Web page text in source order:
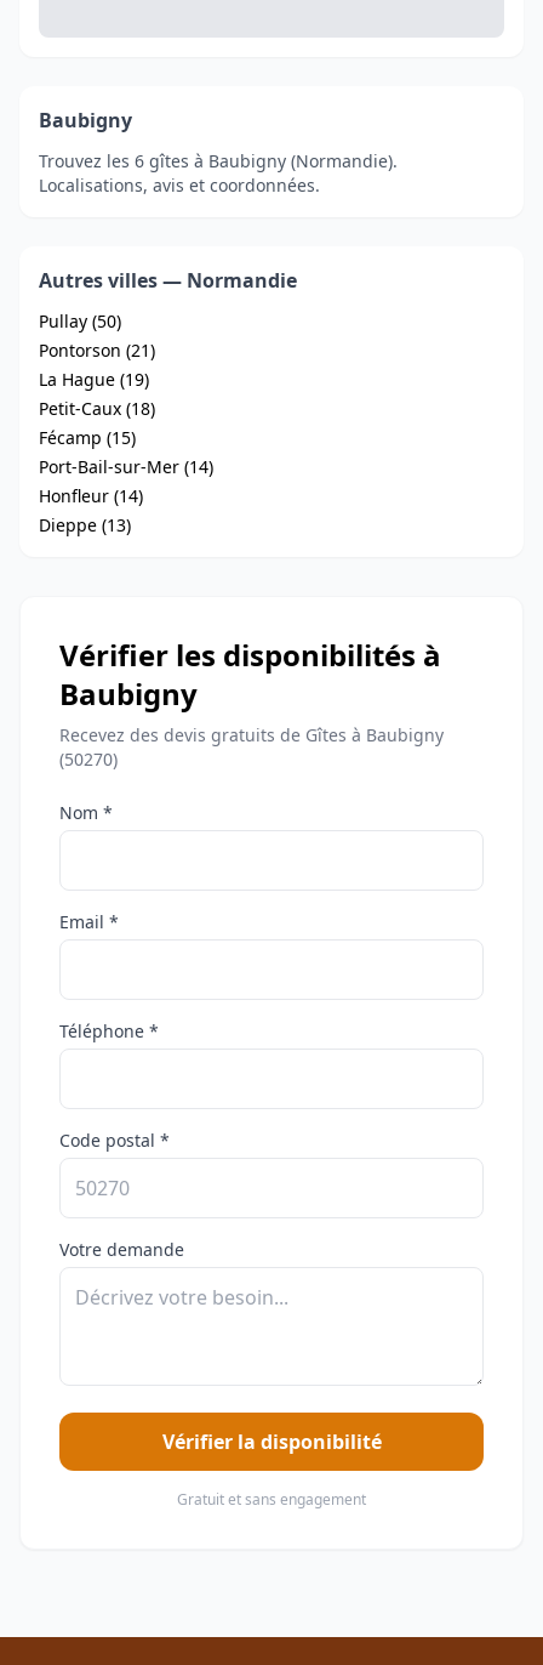
Baubigny
Trouvez les 6 gîtes à Baubigny (Normandie).
Localisations, avis et coordonnées.
Autres villes — Normandie
Pullay (50)
Pontorson (21)
La Hague (19)
Petit-Caux (18)
Fécamp (15)
Port-Bail-sur-Mer (14)
Honfleur (14)
Dieppe (13)
Vérifier les disponibilités à
Baubigny
Recevez des devis gratuits de Gîtes à Baubigny
(50270)
Nom *
Email *
Téléphone *
Code postal *
Votre demande
Vérifier la disponibilité
Gratuit et sans engagement